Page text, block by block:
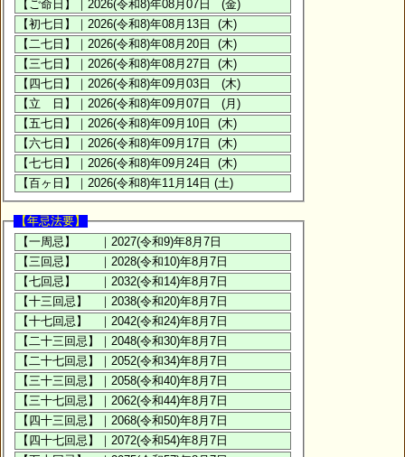
【年忌法要】